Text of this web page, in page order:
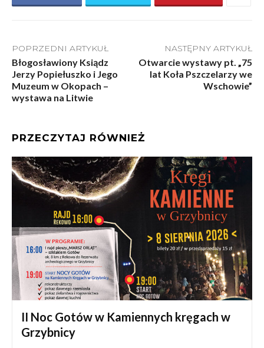
POPRZEDNI ARTYKUŁ
Błogosławiony Ksiądz
Jerzy Popiełuszko i Jego
Muzeum w Okopach –
wystawa na Litwie
NASTĘPNY ARTYKUŁ
Otwarcie wystawy pt. „75
lat Koła Pszczelarzy we
Wschowie”
PRZECZYTAJ RÓWNIEŻ
II Noc Gotów w Kamiennych kręgach w
Grzybnicy